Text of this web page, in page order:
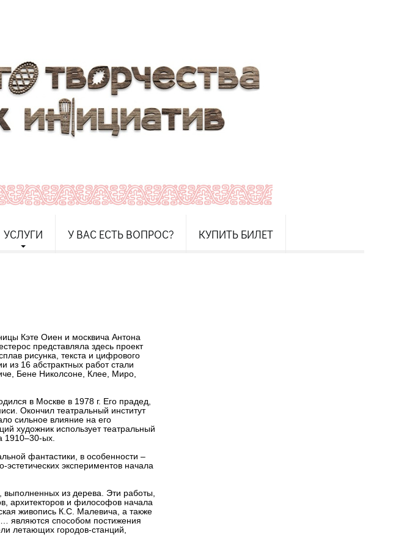
УСЛУГИ У ВАС ЕСТЬ ВОПРОС? КУПИТЬ БИЛЕТ
Кэте Оиен и москвича Антона
представляла здесь проект
рисунка, текста и цифрового
из 16 абстрактных работ стали
Бене Николсоне, Клее, Миро,
в Москве в 1978 г. Его прадед,
Окончил театральный институт
сильное влияние на его
художник использует театральный
1910–30-ых.
фантастики, в особенности –
экспериментов начала
выполненных из дерева. Эти работы,
архитекторов и философов начала
живопись К.С. Малевича, а также
являются способом постижения
летающих городов-станций,